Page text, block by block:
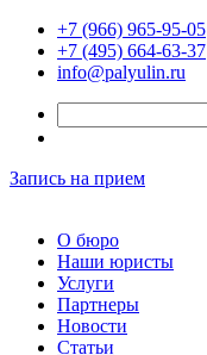
+7 (966) 965-95-05
+7 (495) 664-63-37
info@palyulin.ru
Запись на прием
О бюро
Наши юристы
Услуги
Партнеры
Новости
Статьи